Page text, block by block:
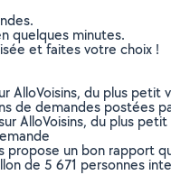
quelques minutes.
et faites votre choix !
du plus petit
de demandes postées
AlloVoisins, du plus
propose un bon rapport
de 5 671 personnes